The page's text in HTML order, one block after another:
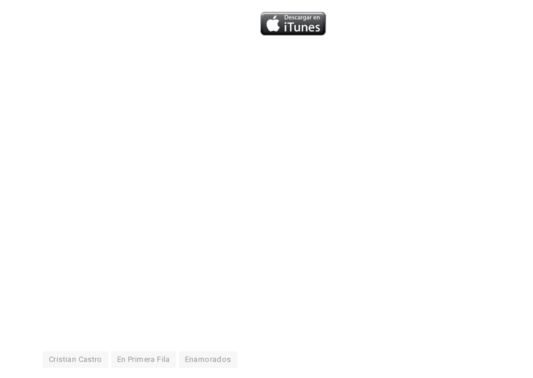
Cristian Castro En Primera Fila Enamorados